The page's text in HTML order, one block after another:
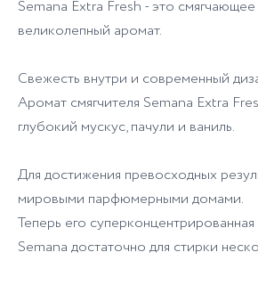
Semana Extra Fresh - это
великолепный аромат.
Свежесть внутри и современный
Аромат смягчителя Semana Extra
глубокий мускус, пачули и ваниль.
Для достижения превосходных
мировыми парфюмерными домами.
Теперь его
Semana достаточно для стирки